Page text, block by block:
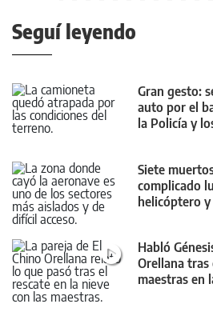
Seguí leyendo
Gran gesto:
auto por el
la Policía y
Siete
complicado
helicóptero
Habló
Orellana tras
maestras en